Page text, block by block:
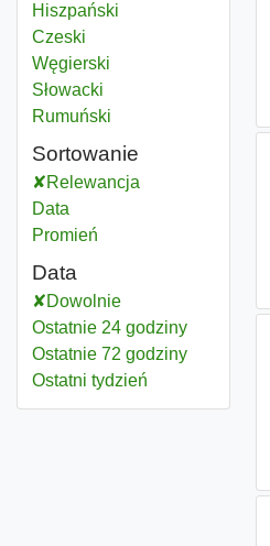
Hiszpański
Czeski
Węgierski
Słowacki
Rumuński
Sortowanie
Relewancja
Data
Promień
Data
Dowolnie
Ostatnie 24 godziny
Ostatnie 72 godziny
Ostatni tydzień